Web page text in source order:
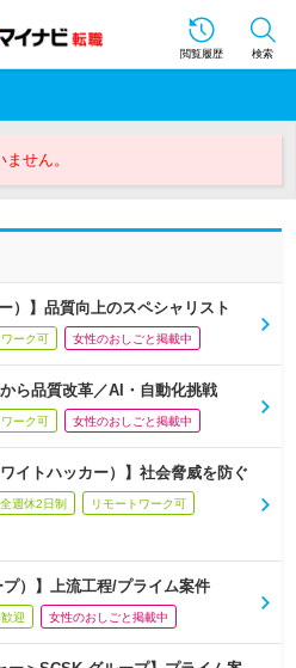
閲覧履歴 検索
せん。
）】品質向上のスペシャリスト
ーク可 女性のおしごと掲載中
ら品質改革／AI・自動化挑戦
ーク可 女性のおしごと掲載中
イトハッカー）】社会脅威を防ぐ
週休2日制 リモートワーク可
プ）】上流工程/プライム案件
迎 女性のおしごと掲載中